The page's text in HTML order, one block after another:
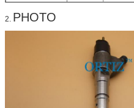
12
2. PHOTO